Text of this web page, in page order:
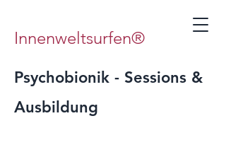
Innenweltsurfen®
Psychobionik - Sessions &
Ausbildung